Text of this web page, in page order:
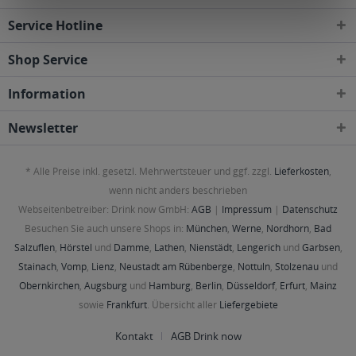
Service Hotline
Shop Service
Information
Newsletter
* Alle Preise inkl. gesetzl. Mehrwertsteuer und ggf. zzgl. Lieferkosten,
wenn nicht anders beschrieben
Webseitenbetreiber: Drink now GmbH: AGB | Impressum | Datenschutz
Besuchen Sie auch unsere Shops in: München, Werne, Nordhorn, Bad
Salzuflen, Hörstel und Damme, Lathen, Nienstädt, Lengerichund Garbsen,
Stainach, Vomp, Lienz, Neustadt am Rübenberge, Nottuln, Stolzenau und
Obernkirchen, Augsburg und Hamburg, Berlin, Düsseldorf, Erfurt, Mainz
sowie Frankfurt. Übersicht aller Liefergebiete
Kontakt AGB Drink now